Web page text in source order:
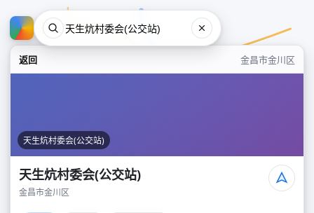
返回 金昌市金川区
天生炕村委会(公交站)
天生炕村委会(公交站)
金昌市金川区